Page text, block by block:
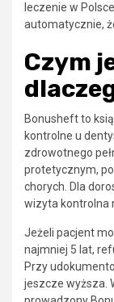
leczenie w
automatycznie,
Czym
Bonusheft to
kontrolne u
zdrowotnego
protetycznym,
chorych. Dla
wizyta kontrolna
Jeżeli pacjent
najmniej 5 lat,
Przy
jeszcze wyższa.